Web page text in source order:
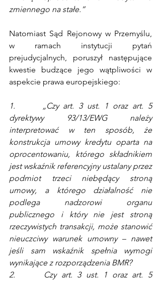
zmiennego na stałe.”
Natomiast Sąd Rejonowy w Przemyślu,
w ramach instytucji pytań
prejudycjalnych, poruszył następujące
kwestie budzące jego wątpliwości w
aspekcie prawa europejskiego:
1.      „Czy art. 3 ust. 1 oraz art. 5
dyrektywy 93/13/EWG należy
interpretować w ten sposób, że
konstrukcja umowy kredytu oparta na
oprocentowaniu, którego składnikiem
jest wskaźnik referencyjny ustalany przez
podmiot trzeci niebędący stroną
umowy, a którego działalność nie
podlega nadzorowi organu
publicznego i który nie jest stroną
rzeczywistych transakcji, może stanowić
nieuczciwy warunek umowny – nawet
jeśli sam wskaźnik spełnia wymogi
wynikające z rozporządzenia BMR?
2.      Czy art. 3 ust. 1 oraz art. 5